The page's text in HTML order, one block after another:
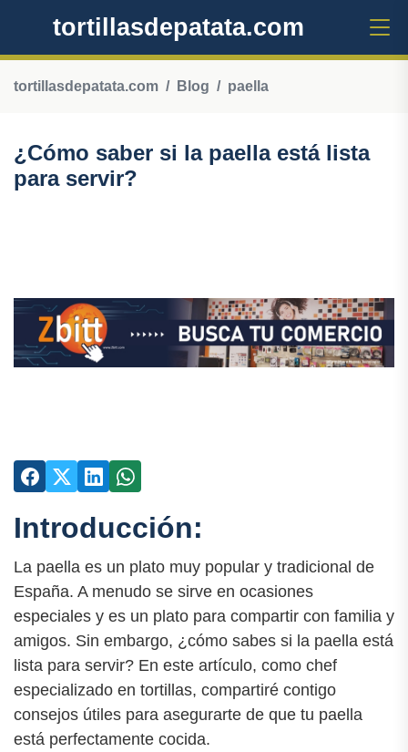
tortillasdepatata.com
tortillasdepatata.com Blog paella
¿Cómo saber si la paella está lista
para servir?
Introducción:
La paella es un plato muy popular y tradicional de
España. A menudo se sirve en ocasiones
especiales y es un plato para compartir con familia y
amigos. Sin embargo, ¿cómo sabes si la paella está
lista para servir? En este artículo, como chef
especializado en tortillas, compartiré contigo
consejos útiles para asegurarte de que tu paella
está perfectamente cocida.